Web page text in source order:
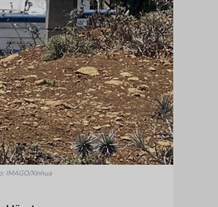
IMAGO/Xinhua